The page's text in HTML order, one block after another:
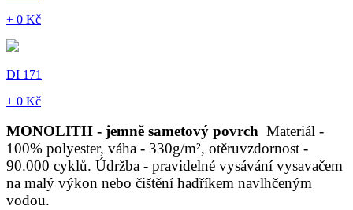
+ 0 Kč
DI 171
+ 0 Kč
MONOLITH - jemně sametový povrch Materiál -
100% polyester, váha - 330g/m², otěruvzdornost -
90.000 cyklů. Údržba - pravidelné vysávání vysavačem
na malý výkon nebo čištění hadříkem navlhčeným
vodou.